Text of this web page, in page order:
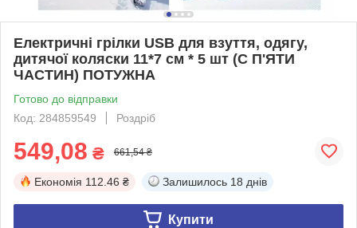
Електричні грілки USB для взуття, одягу,
дитячої коляски 11*7 см * 5 шт (С П'ЯТИ
ЧАСТИН) ПОТУЖНА
Готово до відправки
Код: 284859549
Роздріб
549,08 ₴ 661,54 ₴
Економія 112.46 ₴ Залишилось 18 днів
Купити